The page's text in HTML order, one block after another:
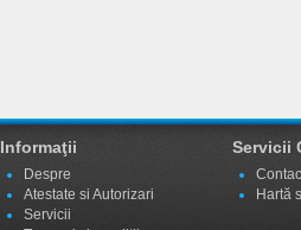
Informaţii
Despre
Atestate si Autorizari
Servicii
Servicii
Hartă